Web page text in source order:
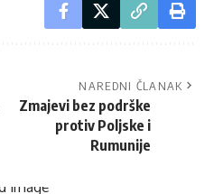
NAREDNI ČLANAK
Zmajevi bez podrške
protiv Poljske i
Rumunije